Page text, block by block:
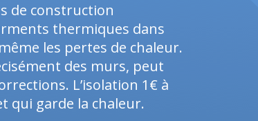
de construction
thermiques dans
les pertes de chaleur.
des murs, peut
L’isolation 1€ à
qui garde la chaleur.